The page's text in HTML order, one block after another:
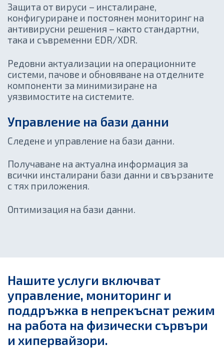
Защита от вируси – инсталиране,
конфигуриране и постоянен мониторинг на
антивирусни решения – както стандартни,
така и съвременни EDR/XDR.
Редовни актуализации на операционните
системи, пачове и обновяване на отделните
компоненти за минимизиране на
уязвимостите на системите.
Управление на бази данни
Следене и управление на бази данни.
Получаване на актуална информация за
всички инсталирани бази данни и свързаните
с тях приложения.
Оптимизация на бази данни.
Нашите услуги включват
управление, мониторинг и
поддръжка в непрекъснат режим
на работа на физически сървъри
и хипервайзори.